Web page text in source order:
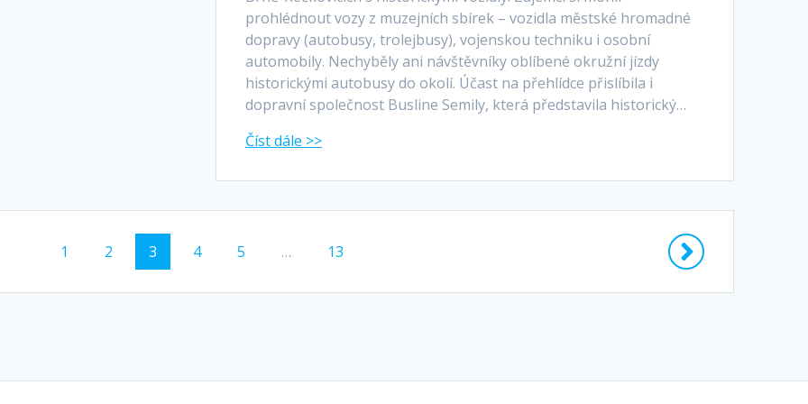
prohlédnout vozy z muzejních sbírek – vozidla městské hromadné
dopravy (autobusy, trolejbusy), vojenskou techniku i osobní
automobily. Nechyběly ani návštěvníky oblíbené okružní jízdy
historickými autobusy do okolí. Účast na přehlídce přislíbila i
dopravní společnost Busline Semily, která představila historický…
Stránka
1 Stránka
2 Stránka
3 Stránka
4 Stránka
5 … Stránka
13